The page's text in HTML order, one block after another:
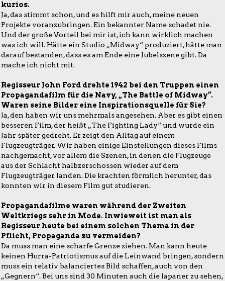
kurios.
Ja, das stimmt schon, und es hilft mir auch, meine neuen
Projekte voranzubringen. Ein bekannter Name schadet nie.
Und der große Vorteil bei mir ist, ich kann wirklich machen
was ich will. Hätte ein Studio „Midway“ produziert, hätte man
darauf bestanden, dass es am Ende eine Jubelszene gibt. Da
mache ich nicht mit.
Regisseur John Ford drehte 1942 bei den Truppen einen
Propagandafilm für die Navy, „The Battle of Midway“.
Waren seine Bilder eine Inspirationsquelle für Sie?
Ja, den haben wir uns mehrmals angesehen. Aber es gibt einen
besseren Film, der heißt „The Fighting Lady“ und wurde ein
Jahr später gedreht. Er zeigt den Alltag auf einem
Flugzeugträger. Wir haben einige Einstellungen dieses Films
nachgemacht, vor allem die Szenen, in denen die Flugzeuge
aus der Schlacht halbzerschossen wieder auf dem
Flugzeugträger landen. Die krachten förmlich herunter, das
konnten wir in diesem Film gut studieren.
Propagandafilme waren während der Zweiten
Weltkriegs sehr in Mode. Inwieweit ist man als
Regisseur heute bei einem solchen Thema in der
Pflicht, Propaganda zu vermeiden?
Da muss man eine scharfe Grenze ziehen. Man kann heute
keinen Hurra-Patriotismus auf die Leinwand bringen, sondern
muss ein relativ balanciertes Bild schaffen, auch von den
„Gegnern“. Bei uns sind 30 Minuten auch die Japaner zu sehen,